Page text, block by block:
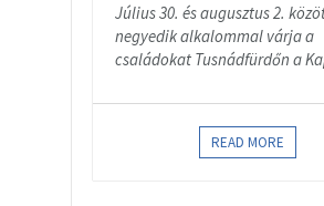
Július 30. és augusztus 2.
negyedik alkalommal várja a
családokat Tusnádfürdőn a
READ MORE